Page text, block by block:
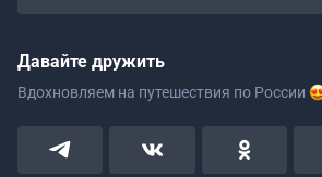
Давайте дружить
Вдохновляем на путешествия по России